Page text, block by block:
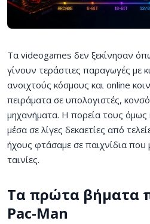
Τα videogames δεν ξεκίνησαν
γίνουν τεράστιες παραγωγές με
ανοιχτούς κόσμους και online
πειράματα σε υπολογιστές,
μηχανήματα. Η πορεία τους
μέσα σε λίγες δεκαετίες από
ήχους φτάσαμε σε παιχνίδια που
ταινίες.
Τα πρώτα βήματα
Pac-Man